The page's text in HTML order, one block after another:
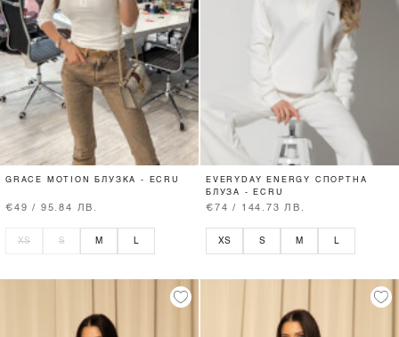
GRACE MOTION БЛУЗКА - ECRU
€49 / 95.84 ЛВ.
XS S M L
EVERYDAY ENERGY СПОРТНА
БЛУЗА - ECRU
€74 / 144.73 ЛВ.
XS S M L